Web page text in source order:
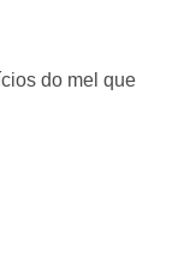
do mel que